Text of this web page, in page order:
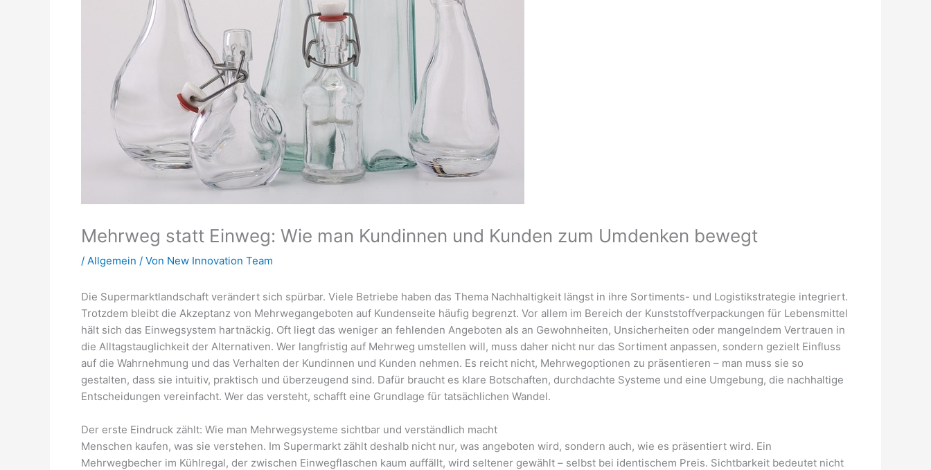
Mehrweg statt Einweg: Wie man Kundinnen und Kunden zum Umdenken bewegt
/ Allgemein / Von New Innovation Team
Die Supermarktlandschaft verändert sich spürbar. Viele Betriebe haben das Thema Nachhaltigkeit längst in ihre Sortiments- und Logistikstrategie integriert.
Trotzdem bleibt die Akzeptanz von Mehrwegangeboten auf Kundenseite häufig begrenzt. Vor allem im Bereich der Kunststoffverpackungen für Lebensmittel
hält sich das Einwegsystem hartnäckig. Oft liegt das weniger an fehlenden Angeboten als an Gewohnheiten, Unsicherheiten oder mangelndem Vertrauen in
die Alltagstauglichkeit der Alternativen. Wer langfristig auf Mehrweg umstellen will, muss daher nicht nur das Sortiment anpassen, sondern gezielt Einfluss
auf die Wahrnehmung und das Verhalten der Kundinnen und Kunden nehmen. Es reicht nicht, Mehrwegoptionen zu präsentieren – man muss sie so
gestalten, dass sie intuitiv, praktisch und überzeugend sind. Dafür braucht es klare Botschaften, durchdachte Systeme und eine Umgebung, die nachhaltige
Entscheidungen vereinfacht. Wer das versteht, schafft eine Grundlage für tatsächlichen Wandel.
Der erste Eindruck zählt: Wie man Mehrwegsysteme sichtbar und verständlich macht
Menschen kaufen, was sie verstehen. Im Supermarkt zählt deshalb nicht nur, was angeboten wird, sondern auch, wie es präsentiert wird. Ein
Mehrwegbecher im Kühlregal, der zwischen Einwegflaschen kaum auffällt, wird seltener gewählt – selbst bei identischem Preis. Sichtbarkeit bedeutet nicht